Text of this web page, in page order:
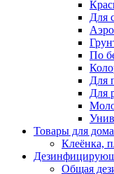
Для
По
Для
Для
Товары для дома
Клеёнка,
Общая